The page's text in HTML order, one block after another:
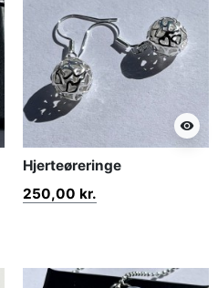
visibility
Hjerteøreringe
250,00 kr.